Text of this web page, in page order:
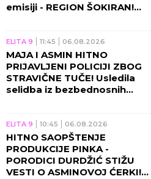
emisiji - REGION ŠOKIRAN!
ELITA 9 11:45 06.08.2026
MAJA I ASMIN HITNO
PRIJAVLJENI POLICIJI ZBOG
STRAVIČNE TUČE! Usledila
selidba iz bezbednosnih
ELITA 9 10:45 06.08.2026
HITNO SAOPŠTENJE
PRODUKCIJE PINKA -
PORODICI DURDŽIĆ STIŽU
VESTI O ASMINOVOJ ĆERKI!